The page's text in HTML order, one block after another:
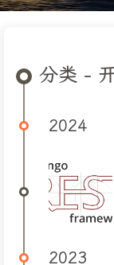
分类 -
2024
2023